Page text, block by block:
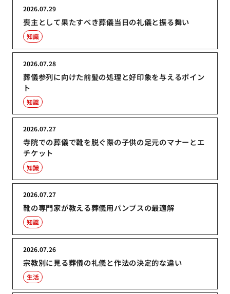
喪主として果たすべき葬儀当日の礼儀と振る舞い
2026.07.29
知識
葬儀参列に向けた前髪の処理と好印象を与えるポイン
ト
2026.07.28
知識
寺院での葬儀で靴を脱ぐ際の子供の足元のマナーとエ
チケット
2026.07.27
知識
靴の専門家が教える葬儀用パンプスの最適解
2026.07.27
知識
宗教別に見る葬儀の礼儀と作法の決定的な違い
2026.07.26
生活